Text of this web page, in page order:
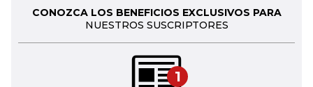
CONOZCA LOS BENEFICIOS EXCLUSIVOS PARA
NUESTROS SUSCRIPTORES
1